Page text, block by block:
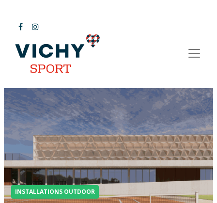
INSTALLATIONS OUTDOOR